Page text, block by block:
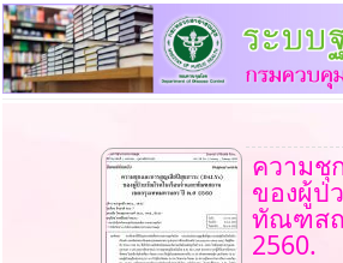
ความชุ
ของผู้ป่
ทัณฑสถ
2560.